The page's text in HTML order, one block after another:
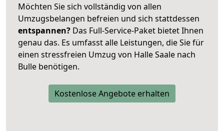
Möchten Sie sich vollständig von allen
Umzugsbelangen befreien und sich stattdessen
entspannen? Das Full-Service-Paket bietet Ihnen
genau das. Es umfasst alle Leistungen, die Sie für
einen stressfreien Umzug von Halle Saale nach
Bulle benötigen.
Kostenlose Angebote erhalten